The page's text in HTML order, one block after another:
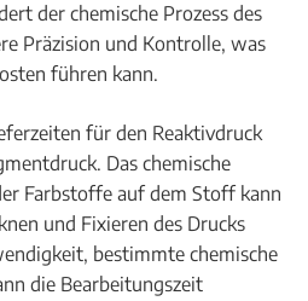
der chemische Prozess des
Präzision und Kontrolle, was
führen kann.
für den Reaktivdruck
Das chemische
Farbstoffe auf dem Stoff kann
und Fixieren des Drucks
bestimmte chemische
die Bearbeitungszeit